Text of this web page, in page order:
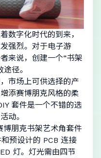
数字化时代的到来，
强烈。对于电子游
来说，创建一个“书架
径。
市场上可供选择的产
添赛博朋克风格的柔
套件是一个不错的选
动。
朋克书架艺术角套件
预设计的 PCB 连接
灯。灯光需由四节